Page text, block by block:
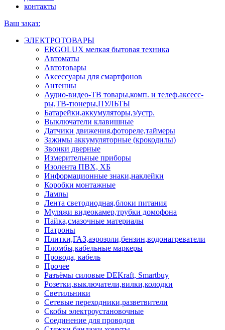
контакты
Ваш заказ:
ЭЛЕКТРОТОВАРЫ
ERGOLUX мелкая бытовая техника
Автоматы
Автотовары
Аксессуары для смартфонов
Антенны
Аудио-видео-ТВ товары,комп. и телеф.аксесс-
ры,ТВ-тюнеры,ПУЛЬТЫ
Батарейки,аккумуляторы,з/устр.
Выключатели клавишные
Датчики движения,фотореле,таймеры
Зажимы аккумуляторные (крокодилы)
Звонки дверные
Измерительные приборы
Изолента ПВХ, ХБ
Информационные знаки,наклейки
Коробки монтажные
Лампы
Лента светодиодная,блоки питания
Муляжи видеокамер,трубки домофона
Пайка,смазочные материалы
Патроны
Плитки,ГАЗ,аэрозоли,бензин,водонагреватели
Пломбы,кабельные маркеры
Провода, кабель
Прочее
Разъёмы силовые DEKraft, Smartbuy
Розетки,выключатели,вилки,колодки
Светильники
Сетевые переходники,разветвители
Скобы электроустановочные
Соединение для проводов